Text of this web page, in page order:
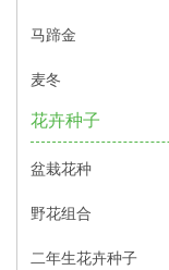
马蹄金
麦冬
花卉种子
盆栽花种
野花组合
二年生花卉种子